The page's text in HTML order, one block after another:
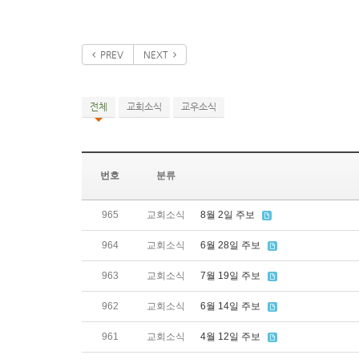
PREV NEXT
전체 교회소식 교우소식
번호 분류
965 교회소식 8월 2일 주보
964 교회소식 6월 28일 주보
963 교회소식 7월 19일 주보
962 교회소식 6월 14일 주보
961 교회소식 4월 12일 주보